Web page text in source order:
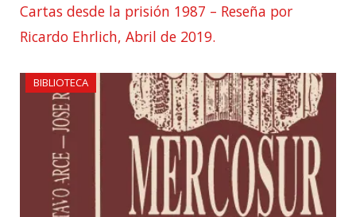
Cartas desde la prisión 1987 – Reseña por
Ricardo Ehrlich, Abril de 2019.
BIBLIOTECA